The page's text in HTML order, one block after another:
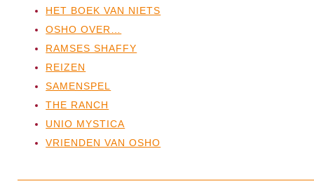
HET BOEK VAN NIETS
OSHO OVER…
RAMSES SHAFFY
REIZEN
SAMENSPEL
THE RANCH
UNIO MYSTICA
VRIENDEN VAN OSHO